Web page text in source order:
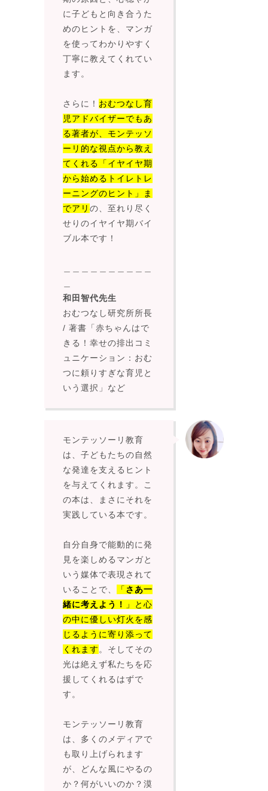
に子どもと向き合うた
めのヒントを、マンガ
を使ってわかりやすく
丁寧に教えてくれてい
ます。
さらに！ おむつなし育
児アドバイザーでもあ
る著者が、モンテッソ
ーリ的な視点から教え
てくれる「イヤイヤ期
から始めるトイレトレ
ーニングのヒント」ま
でアリ の、至れり尽く
せりのイヤイヤ期バイ
ブル本です！
和田智代先生
おむつなし研究所所長
/ 著書「赤ちゃんはで
きる！幸せの排出コミ
ュニケーション：おむ
つに頼りすぎな育児と
いう選択」など
モンテッソーリ教育
は、子どもたちの自然
な発達を支えるヒント
を与えてくれます。こ
の本は、まさにそれを
実践している本です。
自分自身で能動的に発
見を楽しめるマンガと
いう媒体で表現されて
いることで、
「さあ一
緒に考えよう！
」と心
の中に優しい灯火を感
じるように寄り添って
くれます 。そしてその
光は絶えず私たちを応
援してくれるはずで
す。
モンテッソーリ教育
は、多くのメディアで
も取り上げられます
が、どんな風にやるの
か？何がいいのか？漠